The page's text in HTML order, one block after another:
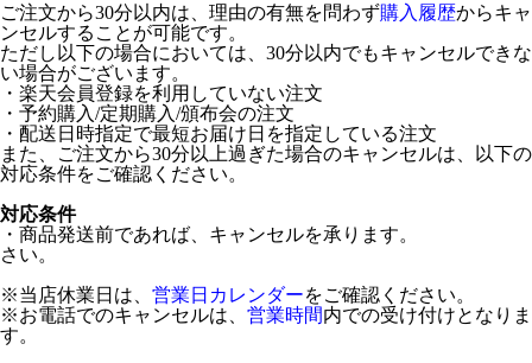
ご注文から30分以内は、理由の有無を問わず購入履歴からキャ
ンセルすることが可能です。
ただし以下の場合においては、30分以内でもキャンセルできな
い場合がございます。
・楽天会員登録を利用していない注文
・予約購入/定期購入/頒布会の注文
・配送日時指定で最短お届け日を指定している注文
また、ご注文から30分以上過ぎた場合のキャンセルは、以下の
対応条件をご確認ください。
対応条件
・商品発送前であれば、キャンセルを承ります。
さい。
※当店休業日は、 営業日カレンダーをご確認ください。
※お電話でのキャンセルは、 営業時間内での受け付けとなりま
す。